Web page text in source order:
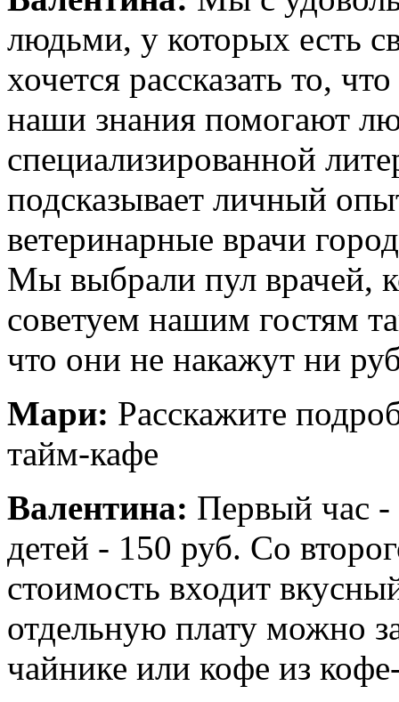
людьми, у которых есть
хочется рассказать то,
наши знания помогают
специализированной
подсказывает личный
ветеринарные врачи
Мы выбрали пул врачей,
советуем нашим гостям
что они не накажут ни
Мари: Расскажите
тайм-кафе
Валентина: Первый час -
детей - 150 руб. Со
стоимость входит
отдельную плату можно
чайнике или кофе из